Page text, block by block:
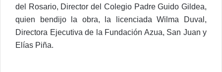
del Rosario, Director del Colegio Padre Guido Gildea,
quien bendijo la obra, la licenciada Wilma Duval,
Directora Ejecutiva de la Fundación Azua, San Juan y
Elías Piña.